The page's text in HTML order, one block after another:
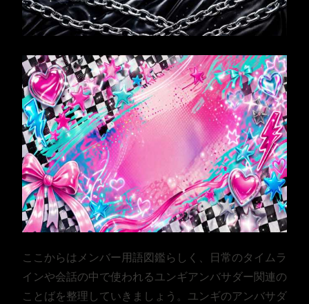
ここからはメンバー用語図鑑らしく、日常のタイムラ
インや会話の中で使われるユンギアンバサダー関連の
ことばを整理していきましょう。ユンギのアンバサダ